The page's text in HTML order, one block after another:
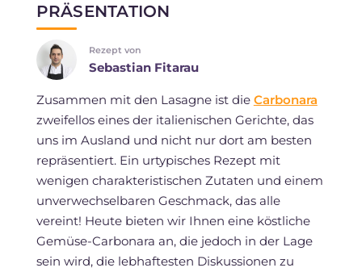
PRÄSENTATION
Rezept von
Sebastian Fitarau
Zusammen mit den Lasagne ist die Carbonara
zweifellos eines der italienischen Gerichte, das
uns im Ausland und nicht nur dort am besten
repräsentiert. Ein urtypisches Rezept mit
wenigen charakteristischen Zutaten und einem
unverwechselbaren Geschmack, das alle
vereint! Heute bieten wir Ihnen eine köstliche
Gemüse-Carbonara an, die jedoch in der Lage
sein wird, die lebhaftesten Diskussionen zu